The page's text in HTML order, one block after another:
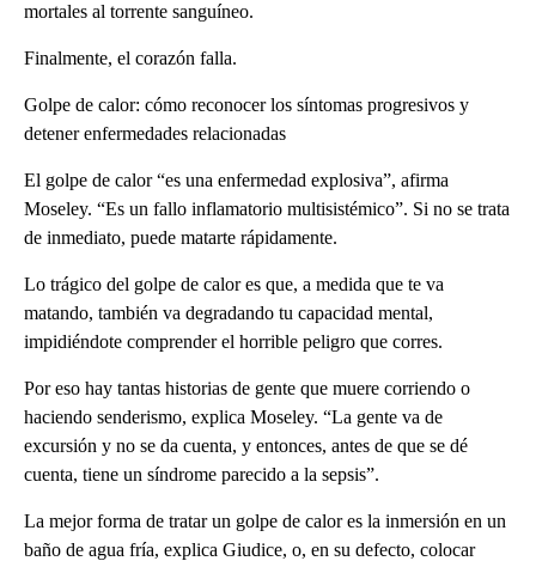
mortales al torrente sanguíneo.
Finalmente, el corazón falla.
Golpe de calor: cómo reconocer los síntomas progresivos y
detener enfermedades relacionadas
El golpe de calor “es una enfermedad explosiva”, afirma
Moseley. “Es un fallo inflamatorio multisistémico”. Si no se trata
de inmediato, puede matarte rápidamente.
Lo trágico del golpe de calor es que, a medida que te va
matando, también va degradando tu capacidad mental,
impidiéndote comprender el horrible peligro que corres.
Por eso hay tantas historias de gente que muere corriendo o
haciendo senderismo, explica Moseley. “La gente va de
excursión y no se da cuenta, y entonces, antes de que se dé
cuenta, tiene un síndrome parecido a la sepsis”.
La mejor forma de tratar un golpe de calor es la inmersión en un
baño de agua fría, explica Giudice, o, en su defecto, colocar